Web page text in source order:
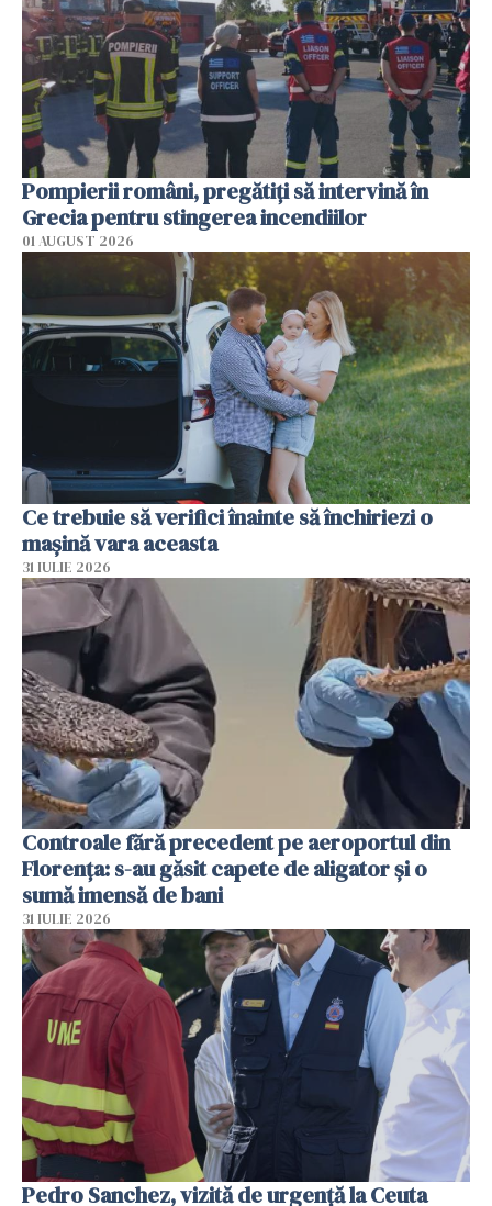
Pompierii români, pregătiţi să intervină în
Grecia pentru stingerea incendiilor
01 AUGUST 2026
Ce trebuie să verifici înainte să închiriezi o
mașină vara aceasta
31 IULIE 2026
Controale fără precedent pe aeroportul din
Florența: s-au găsit capete de aligator și o
sumă imensă de bani
31 IULIE 2026
Pedro Sanchez, vizită de urgență la Ceuta